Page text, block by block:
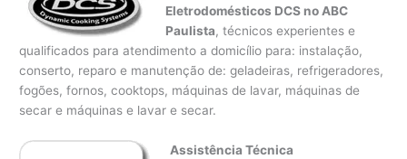
Eletrodomésticos DCS no ABC
Paulista, técnicos experientes e
qualificados para atendimento a domicílio para: instalação,
conserto, reparo e manutenção de: geladeiras, refrigeradores,
fogões, fornos, cooktops, máquinas de lavar, máquinas de
secar e máquinas e lavar e secar.
Assistência Técnica